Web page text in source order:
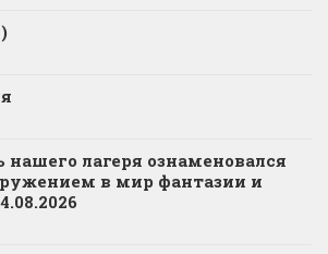
лагеря ознаменовался
в мир фантазии и